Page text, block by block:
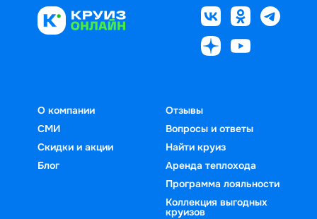
О компании
СМИ
Скидки и акции
Блог
Отзывы
Вопросы и ответы
Найти круиз
Аренда теплохода
Программа лояльности
Коллекция выгодных
круизов